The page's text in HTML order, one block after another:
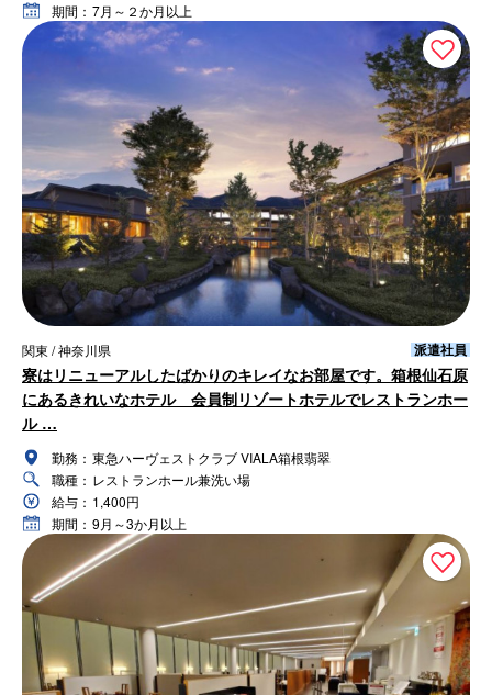
期間： 7月～２か月以上
関東 / 神奈川県 派遣社員
寮はリニューアルしたばかりのキレイなお部屋です。箱根仙石原
にあるきれいなホテル 会員制リゾートホテルでレストランホー
ル …
勤務： 東急ハーヴェストクラブ VIALA箱根翡翠
職種： レストランホール兼洗い場
給与： 1,400円
期間： 9月～3か月以上